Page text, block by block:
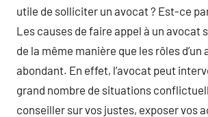
utile de solliciter un avocat ? Est-ce
Les causes de faire appel à un avocat
de la même manière que les rôles
abondant. En effet, l’avocat peut
grand nombre de situations
conseiller sur vos justes, exposer vos